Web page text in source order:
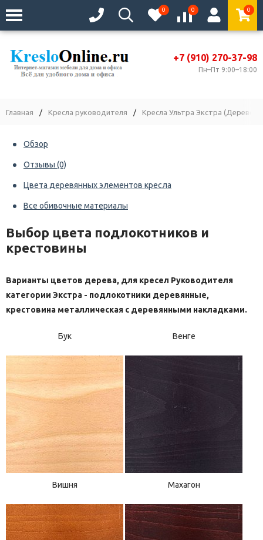
0 0 0
+7 (910) 270-37-98
Пн–Пт 9:00–18:00
Главная / Кресла руководителя / Кресла Ультра Экстра (Дерево)
Обзор
Отзывы (0)
Цвета деревянных элементов кресла
Все обивочные материалы
Выбор цвета подлокотников и
крестовины
Варианты цветов дерева, для кресел Руководителя
категории Экстра - подлокотники деревянные,
крестовина металлическая с деревянными накладками.
Бук Венге
Вишня Махагон